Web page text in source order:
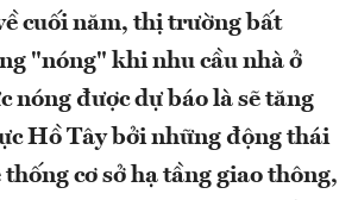
cuối năm, thị trường bất
"nóng" khi nhu cầu nhà ở
nóng được dự báo là sẽ tăng
Hồ Tây bởi những động thái
thống cơ sở hạ tầng giao thông,